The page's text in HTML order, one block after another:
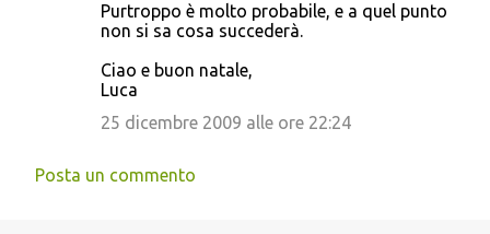
Purtroppo è molto probabile, e a quel punto
non si sa cosa succederà.
Ciao e buon natale,
Luca
25 dicembre 2009 alle ore 22:24
Posta un commento